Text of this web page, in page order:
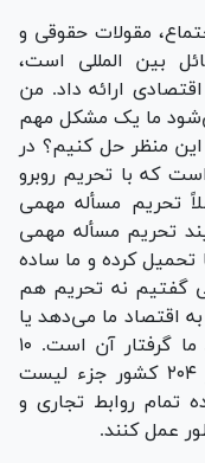
مقولات حقوقی و
بین المللی است،
ارائه داد. من
ما یک مشکل مهم
منظر حل کنیم؟ در
که با تحریم روبرو
تحریم مسأله مهمی
تحریم مسأله مهمی
تحمیل کرده و ما ساده
گفتیم نه تحریم هم
۳۰ درصد آزار به اقتصاد ما می‌دهد یا
نقل و انتقال مالی را که تمام اقتصاد ما گرفتار آن است. ۱۰
سال است باید دیگر حل کنیم. ما در ۲۰۴ کشور جزء لیست
تمام روابط تجاری و
عمل کنند.